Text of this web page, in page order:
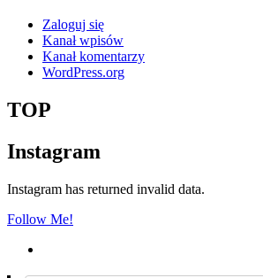
Zaloguj się
Kanał wpisów
Kanał komentarzy
WordPress.org
TOP
Instagram
Instagram has returned invalid data.
Follow Me!